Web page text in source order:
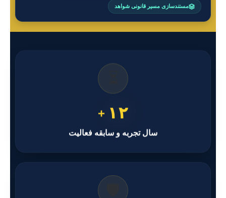
مستندسازی مسیر قانونی شواهد
۱۲ +
سال تجربه و سابقه فعالیت